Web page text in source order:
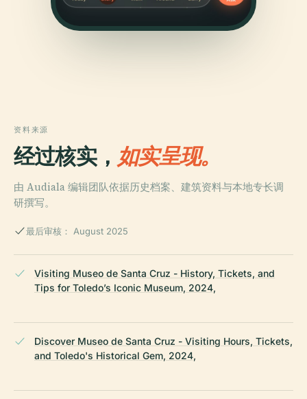
资料来源
经过核实， 如实呈现。
由 Audiala 编辑团队依据历史档案、建筑资料与本地专长调
研撰写。
最后审核： August 2025
Visiting Museo de Santa Cruz - History, Tickets, and
Tips for Toledo’s Iconic Museum, 2024,
Discover Museo de Santa Cruz - Visiting Hours, Tickets,
and Toledo's Historical Gem, 2024,